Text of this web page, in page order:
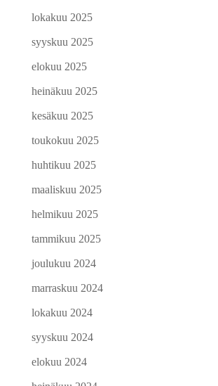
lokakuu 2025
syyskuu 2025
elokuu 2025
heinäkuu 2025
kesäkuu 2025
toukokuu 2025
huhtikuu 2025
maaliskuu 2025
helmikuu 2025
tammikuu 2025
joulukuu 2024
marraskuu 2024
lokakuu 2024
syyskuu 2024
elokuu 2024